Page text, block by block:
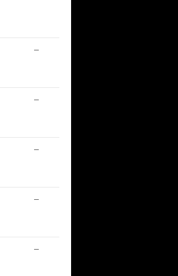
–
–
–
–
–